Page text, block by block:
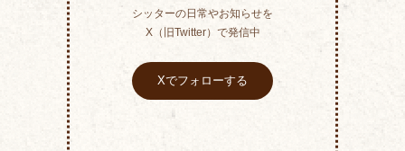
シッターの日常やお知らせを
X（旧Twitter）で発信中
Xでフォローする